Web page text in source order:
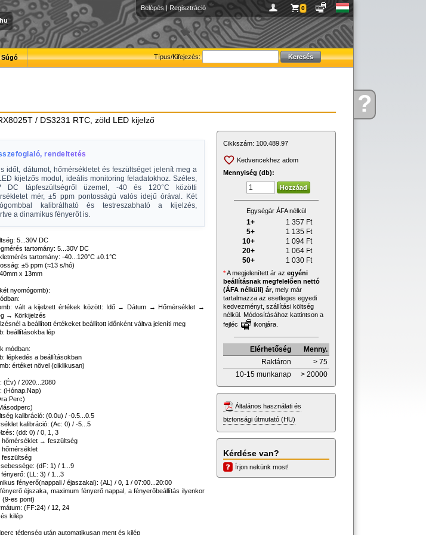
Kérdése
van
?
Belépés | Regisztráció 0
Típus/Kifejezés:
Súgó
/ DS3231 RTC, zöld LED kijelző
rendeltetés
időt, dátumot, hőmérsékletet és feszültséget jelenít meg a
kijelzős modul, ideális monitoring feladatokhoz. Széles,
DC tápfeszültségről üzemel, -40 és 120°C közötti
mér, ±5 ppm pontosságú valós idejű órával. Két
kalibrálható és testreszabható a kijelzés,
a dinamikus fényerőt is.
5...30V DC
tartomány: 5...30V DC
tartomány: -40...120°C ±0.1°C
±5 ppm (≈13 s/hó)
x 13mm
nyomógomb):
vált a kijelzett értékek között: Idő → Dátum → Hőmérséklet →
→ Körkijelzés
a beállított értékeket beállított időnként váltva jeleníti meg
beállításokba lép
módban:
lépkedés a beállításokban
értéket növel (ciklikusan)
(Év) / 2020...2080
(Hónap.Nap)
kalibráció: (0.0u) / -0.5...0.5
kalibráció: (Ac: 0) / -5...5
(dd: 0) / 0, 1, 3
→ feszültség
(dF: 1) / 1...9
fényerő: (LL: 3) / 1...3
fényerő(nappali / éjaszakai): (AL) / 0, 1 / 07:00...20:00
éjszaka, maximum fényerő nappal, a fényerőbeállítás ilyenkor
(9-es pont)
(FF:24) / 12, 24
kilép
tétlenség után automatikusan ment és kilép
Cikkszám: 100.489.97
Kedvencekhez adom
Mennyiség (db):
Egységár ÁFA nélkül
1+ 1 357 Ft
5+
1 135 Ft
10+
1 094 Ft
20+
1 064 Ft
50+
1 030 Ft
*A megjelenített ár az egyéni
beállításnak megfelelően nettó
(ÁFA nélküli) ár, mely már
tartalmazza az esetleges egyedi
kedvezményt, szállítási költség
nélkül. Módosításához kattintson a
fejléc
ikonjára.
Elérhetőség
Menny.
Raktáron
> 75
10-15 munkanap
> 20000
Általános használati és
biztonsági útmutató (HU)
Kérdése van?
Írjon nekünk most!